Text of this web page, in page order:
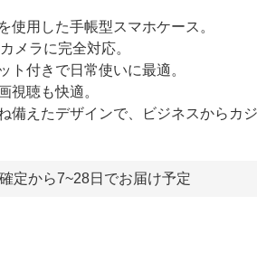
使用した手帳型スマホケース。
メラに完全対応。
ト付きで日常使いに最適。
視聴も快適。
備えたデザインで、ビジネスからカ
定から7~28日でお届け予定